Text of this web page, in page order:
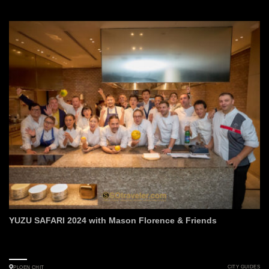
YUZU SAFARI 2024 with Mason Florence & Friends
PLOEN CHIT CITY GUIDES